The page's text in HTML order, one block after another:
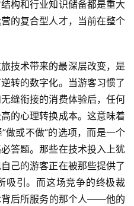
构和行业知识储备都是重大
的复合型人才，当前在整个
技术带来的最深层改变，是
转的数字化。当游客习惯了
缝衔接的消费体验后，任何
的心理转换成本。这意味着
做或不做”的选项，而是一个
答题。那些在技术投入上犹
己的游客正在被那些提供了
吸引。而这场竞争的终极裁
背后所服务的那个人——他的